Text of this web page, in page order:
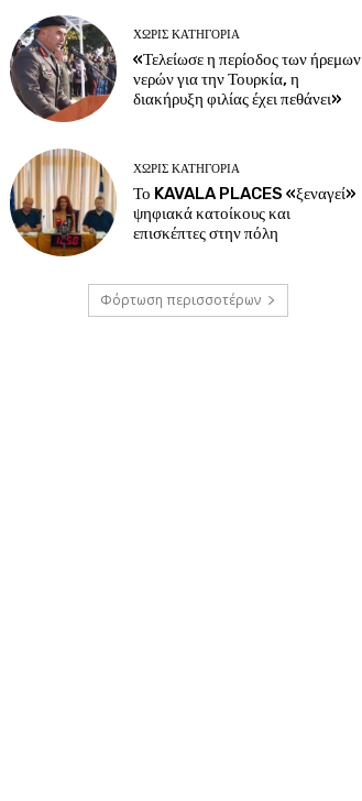
ΧΩΡΊΣ ΚΑΤΗΓΟΡΊΑ
«Τελείωσε η περίοδος των ήρεμων
νερών για την Τουρκία, η
διακήρυξη φιλίας έχει πεθάνει»
ΧΩΡΊΣ ΚΑΤΗΓΟΡΊΑ
Το KAVALA PLACES «ξεναγεί»
ψηφιακά κατοίκους και
επισκέπτες στην πόλη
Φόρτωση περισσοτέρων